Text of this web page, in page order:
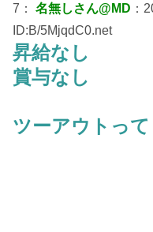
7： 名無しさん@MD ：
ID:B/5MjqdC0.net
昇給なし
賞与なし
ツーアウトっ